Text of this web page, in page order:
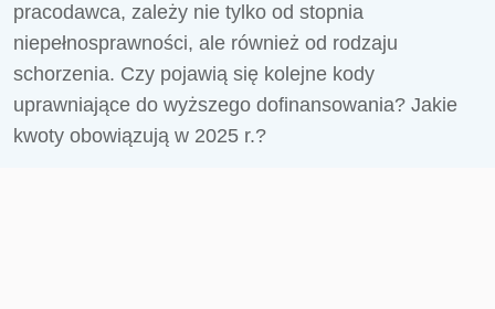
pracodawca, zależy nie tylko od stopnia
niepełnosprawności, ale również od rodzaju
schorzenia. Czy pojawią się kolejne kody
uprawniające do wyższego dofinansowania? Jakie
kwoty obowiązują w 2025 r.?